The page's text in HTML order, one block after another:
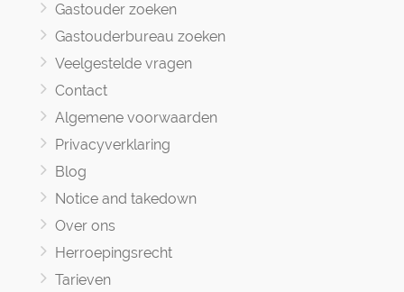
Gastouder zoeken
Gastouderbureau zoeken
Veelgestelde vragen
Contact
Algemene voorwaarden
Privacyverklaring
Blog
Notice and takedown
Over ons
Herroepingsrecht
Tarieven